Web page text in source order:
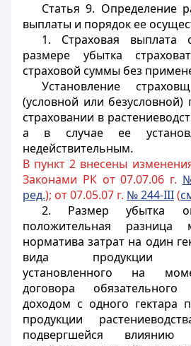
Статья 9. Определение
выплаты и порядок ее
1. Страховая выплата
размере убытка
страховой суммы без
Установление
(условной или безусловной)
страховании в
а в случае ее
недействительным.
В пункт 2 внесены
Законами РК от 07.07.06 г.
ред.); от 07.05.07 г. № 244-III(
2. Размер убытка
положительная разница
норматива затрат на один
вида продукции
установленного на
договора
доходом с одного гектара
продукции
подвергшейся влиянию